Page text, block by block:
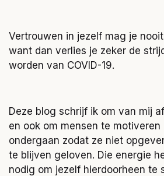
Vertrouwen in jezelf mag je
want dan verlies je zeker de
worden van COVID-19.
Deze blog schrijf ik om van mij
en ook om mensen te motiveren
ondergaan zodat ze niet
te blijven geloven. Die energie
nodig om jezelf hierdoorheen te